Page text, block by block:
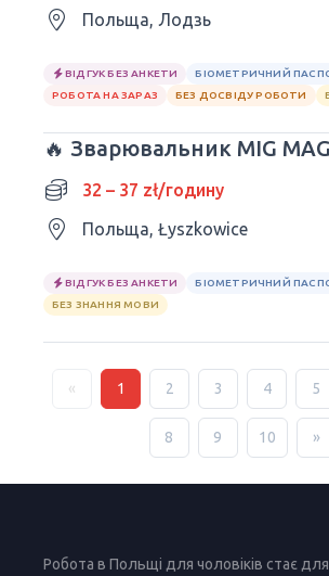
Польща, Лодзь
ВІДГУК БЕЗ АНКЕТИ
БІОМЕТРИЧНИЙ
РОБОТА НА ЗАРАЗ
БЕЗ ДОСВІДУ РОБОТИ
🔥 Зварювальник MIG MAG
32 – 37 zł/годину
Польща, Łyszkowice
ВІДГУК БЕЗ АНКЕТИ БІОМЕТРИЧНИЙ
БЕЗ ЗНАННЯ МОВИ
« 1 2 3 4 5
8 9 10 »
Робота в Польщі для чоловіків стає